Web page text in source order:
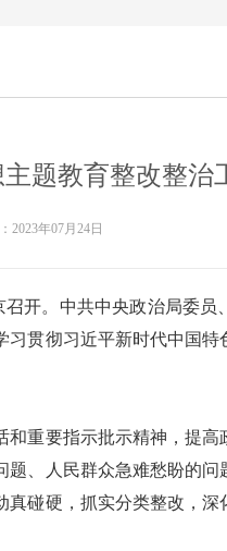
题教育整改整治
2023年07月24日
开。中共中央政治局委
贯彻习近平新时代中国
重要指示批示精神，提
、人民群众急难愁盼的
碰硬，抓实分类整改，